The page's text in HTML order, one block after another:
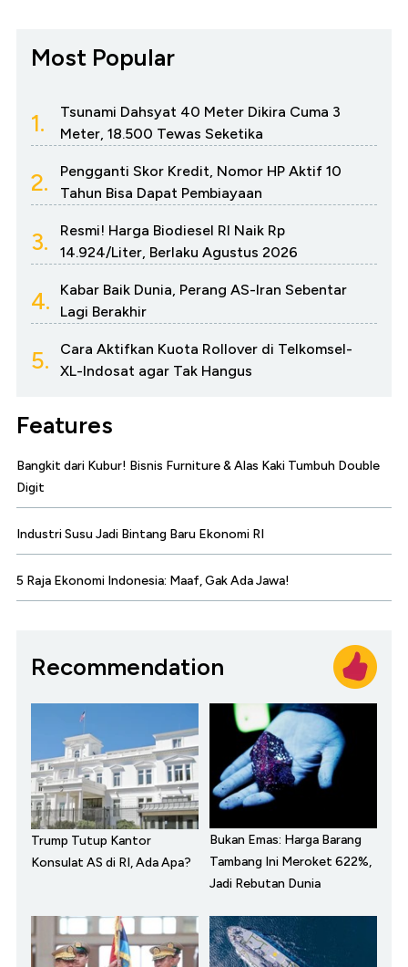
Most Popular
1.
Tsunami Dahsyat 40 Meter Dikira Cuma 3
Meter, 18.500 Tewas Seketika
2.
Pengganti Skor Kredit, Nomor HP Aktif 10
Tahun Bisa Dapat Pembiayaan
3.
Resmi! Harga Biodiesel RI Naik Rp
14.924/Liter, Berlaku Agustus 2026
4.
Kabar Baik Dunia, Perang AS-Iran Sebentar
Lagi Berakhir
5.
Cara Aktifkan Kuota Rollover di Telkomsel-
XL-Indosat agar Tak Hangus
Features
Bangkit dari Kubur! Bisnis Furniture & Alas Kaki Tumbuh Double
Digit
Industri Susu Jadi Bintang Baru Ekonomi RI
5 Raja Ekonomi Indonesia: Maaf, Gak Ada Jawa!
Recommendation
Trump Tutup Kantor
Konsulat AS di RI, Ada Apa?
Bukan Emas: Harga Barang
Tambang Ini Meroket 622%,
Jadi Rebutan Dunia